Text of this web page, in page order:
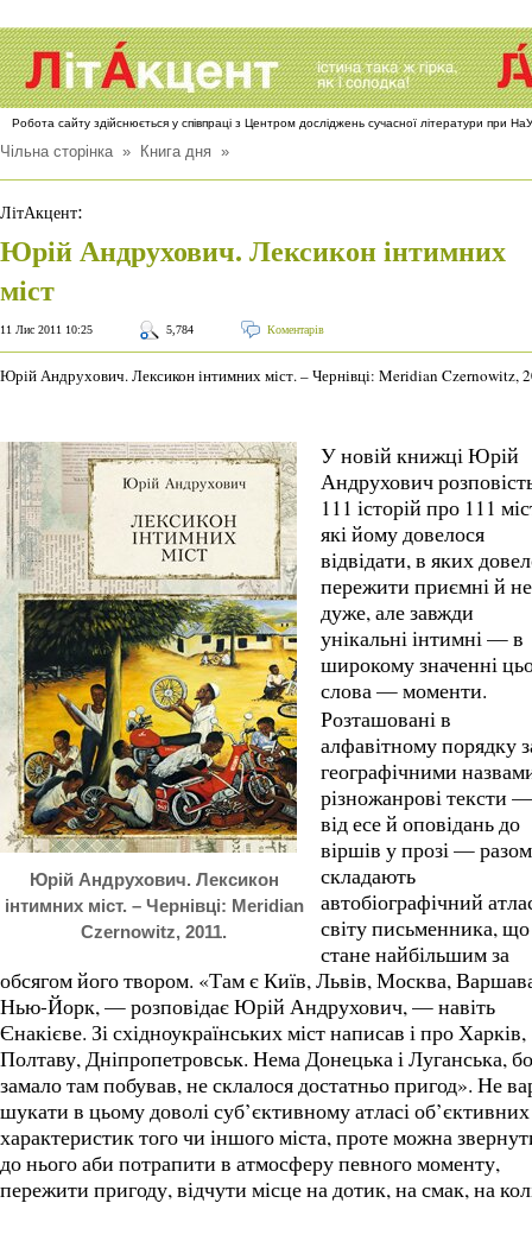
Робота сайту здійснюється у співпраці з Центром досліджень сучасної літератури при
Чільна сторінка» Книга дня »
ЛітАкцент:
Юрій Андрухович. Лексикон інтимних
міст
11 Лис 2011 10:25 5,784 Коментарів
Юрій Андрухович. Лексикон інтимних міст. – Чернівці: Meridian Czernowitz,
Юрій Андрухович. Лексикон
інтимних міст. – Чернівці: Meridian
Czernowitz, 2011.
У новій книжці Юрій
Андрухович
111 історій про 111
які йому довелося
відвідати, в яких
пережити приємні й не
дуже, але завжди
унікальні інтимні — в
широкому значенні
слова — моменти.
Розташовані в
алфавітному порядку
географічними
різножанрові тексти —
від есе й оповідань до
віршів у прозі — разом
складають
автобіографічний
світу письменника, що
стане найбільшим за
обсягом його твором. «Там є Київ, Львів, Москва,
Нью-Йорк, — розповідає Юрій Андрухович, — навіть
Єнакієве. Зі східноукраїнських міст написав і про Харків,
Полтаву, Дніпропетровськ. Нема Донецька і Луганська, бо
замало там побував, не склалося достатньо пригод». Не
шукати в цьому доволі суб’єктивному атласі об’єктивних
характеристик того чи іншого міста, проте можна
до нього аби потрапити в атмосферу певного моменту,
пережити пригоду, відчути місце на дотик, на смак, на